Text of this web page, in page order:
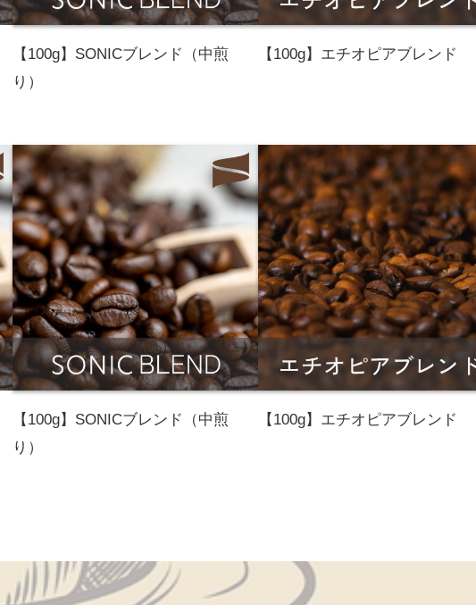
【100g】SONICブレンド（中煎
り）
【100g】エチオピアブレンド
【100g】SONICブレンド（中煎
り）
【100g】エチオピアブレンド